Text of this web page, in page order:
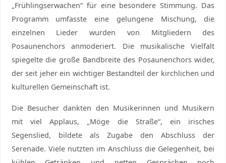
„Frühlingserwachen“ für eine besondere Stimmung. Das
Programm umfasste eine gelungene Mischung, die
einzelnen Lieder wurden von Mitgliedern des
Posaunenchors anmoderiert. Die musikalische Vielfalt
spiegelte die große Bandbreite des Posaunenchors wider,
der seit jeher ein wichtiger Bestandteil der kirchlichen und
kulturellen Gemeinschaft ist.
Die Besucher dankten den Musikerinnen und Musikern
mit viel Applaus, „Möge die Straße“, ein irisches
Segenslied, bildete als Zugabe den Abschluss der
Serenade. Viele nutzten im Anschluss die Gelegenheit, bei